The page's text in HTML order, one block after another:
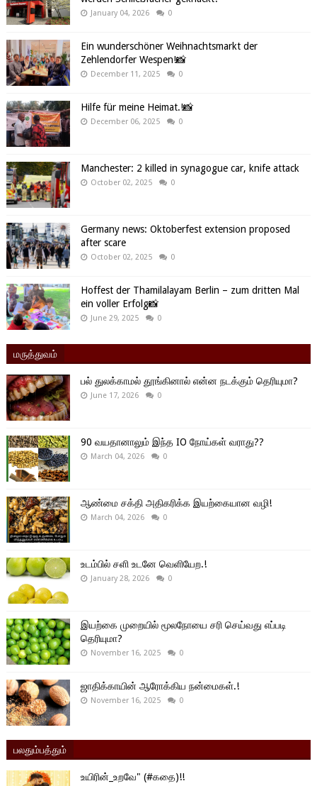
January 04, 2026 0
Ein wunderschöner Weihnachtsmarkt der
Zehlendorfer Wespen!📸
December 11, 2025 0
Hilfe für meine Heimat.!📸
December 06, 2025 0
Manchester: 2 killed in synagogue car, knife attack
October 02, 2025 0
Germany news: Oktoberfest extension proposed
after scare
October 02, 2025 0
Hoffest der Thamilalayam Berlin – zum dritten Mal
ein voller Erfolg📸
June 29, 2025 0
மருத்துவம்
பல் துலக்காமல் தூங்கினால் என்ன நடக்கும் தெரியுமா?
June 17, 2026 0
90 வயதானாலும் இந்த IO நோய்கள் வராது??
March 04, 2026 0
ஆண்மை சக்தி அதிகரிக்க இயற்கையான வழி!
March 04, 2026 0
உடம்பில் சளி உடனே வெளியேற.!
January 28, 2026 0
இயற்கை முறையில் மூலநோயை சரி செய்வது எப்படி
தெரியுமா?
November 16, 2025 0
ஜாதிக்காயின் ஆரோக்கிய நன்மைகள்.!
November 16, 2025 0
பலதும்பத்தும்
உயிரின்_உறவே" (#கதை)!!